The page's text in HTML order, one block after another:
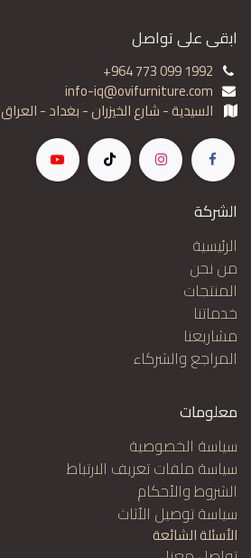
ابقى على تواصل
+964 773 099 1992
info-iq@ovifurniture.com
السيدية - شارع الخيزران - بغداد - العراق
الشركة
الرئيسية
من نحن
المنتجات
خدماتنا
مشاريعنا
المراجع والشركاء
معلومات
سياسة الخصوصية
سياسة ملفات تعريف الارتباط
الشروط والأحكام
سياسة توصيل الأثاث
الأسئلة الشائعة